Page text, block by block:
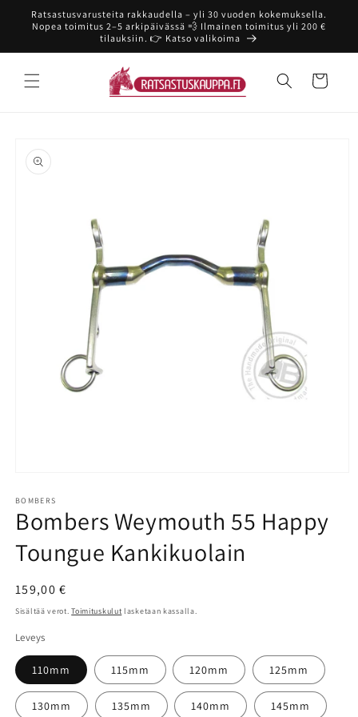
siirry
sisältöön
Ratsastusvarusteita rakkaudella – yli 30 vuoden kokemuksella.
Nopea toimitus 2–5 arkipäivässä 💨 Ilmainen toimitus yli 200 €
tilauksiin. 👉 Katso valikoima
Ostoskori
tuotetietoihin
1
modaalisessa
ikkunassa
BOMBERS
Bombers Weymouth 55 Happy
Toungue Kankikuolain
Normaalihinta
159,00 €
Sisältää verot.Toimituskulut lasketaan kassalla.
Leveys
110mm 115mm 120mm 125mm
130mm 135mm 140mm 145mm